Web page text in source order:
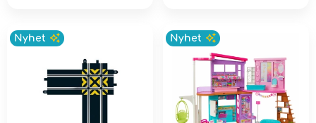
Nyhet Nyhet